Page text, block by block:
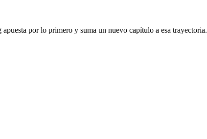
por lo primero y suma un nuevo capítulo a esa trayectoria.